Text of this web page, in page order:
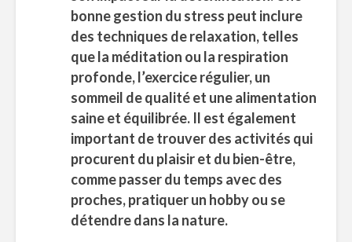
bonnegestion du stress peut inclure
des techniques derelaxation, telles
que la méditation ou la respiration
profonde, l’exercice régulier, un
sommeil de qualité et unealimentation
saine et équilibrée. Il est également
important de trouver des activités qui
procurent du plaisir et du bien-être,
comme passer du temps avec des
proches, pratiquer un hobby ou se
détendre dans la nature.